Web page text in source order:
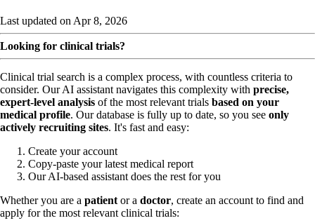
Last updated on Apr 8, 2026
Looking for clinical trials?
Clinical trial search is a complex process, with countless criteria to
consider. Our AI assistant navigates this complexity with precise,
expert-level analysis of the most relevant trials based on your
medical profile. Our database is fully up to date, so you see only
actively recruiting sites. It's fast and easy:
Create your account
Copy-paste your latest medical report
Our AI-based assistant does the rest for you
Whether you are a patient or a doctor, create an account to find and
apply for the most relevant clinical trials: